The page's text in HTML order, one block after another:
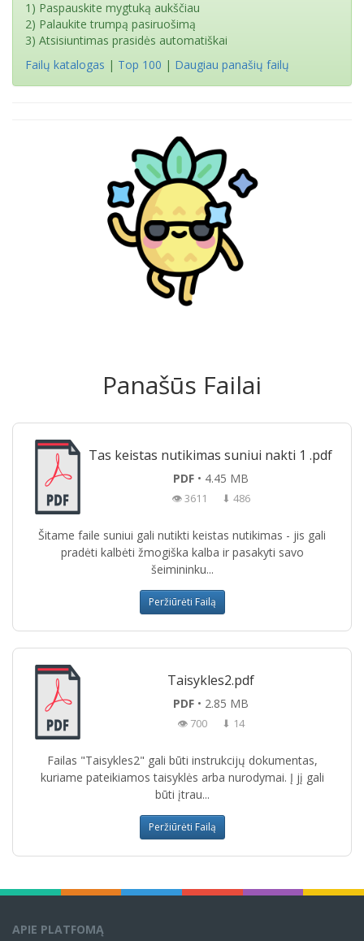
1) Paspauskite mygtuką aukščiau
2) Palaukite trumpą pasiruošimą
3) Atsisiuntimas prasidės automatiškai
Failų katalogas | Top 100 | Daugiau panašių failų
Panašūs Failai
Tas keistas nutikimas suniui nakti 1 .pdf
PDF• 4.45 MB
👁 3611 ⬇ 486
Šitame faile suniui gali nutikti keistas nutikimas - jis gali
pradėti kalbėti žmogiška kalba ir pasakyti savo
šeimininku...
Peržiūrėti Failą
Taisykles2.pdf
PDF• 2.85 MB
👁 700 ⬇ 14
Failas "Taisykles2" gali būti instrukcijų dokumentas,
kuriame pateikiamos taisyklės arba nurodymai. Į jį gali
būti įtrau...
Peržiūrėti Failą
APIE PLATFOMĄ